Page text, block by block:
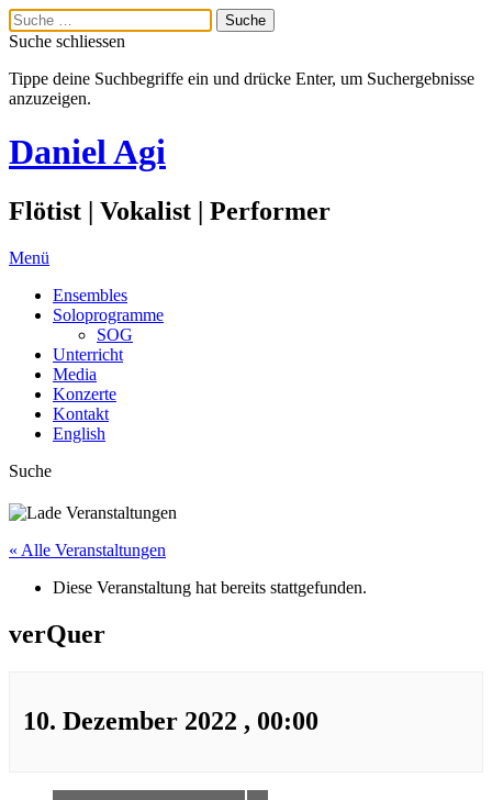
Suche schliessen
Tippe deine Suchbegriffe ein und drücke Enter, um Suchergebnisse
anzuzeigen.
Daniel Agi
Flötist | Vokalist | Performer
Menü
Ensembles
Soloprogramme
SOG
Unterricht
Media
Konzerte
Kontakt
English
Suche
« Alle Veranstaltungen
Diese Veranstaltung hat bereits stattgefunden.
verQuer
10. Dezember 2022 , 00:00